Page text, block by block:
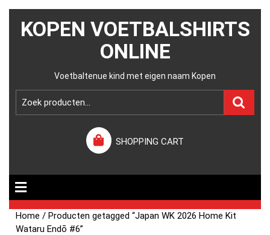
KOPEN VOETBALSHIRTS
ONLINE
Voetbaltenue kind met eigen naam Kopen
SHOPPING CART
Home / Producten getagged “Japan WK 2026 Home Kit
Wataru Endō #6”